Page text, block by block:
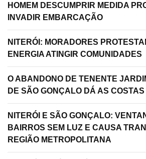
HOMEM DESCUMPRIR MEDIDA
INVADIR EMBARCAÇÃO
NITERÓI: MORADORES
ENERGIA ATINGIR COMUNIDADES
O ABANDONO DE TENENTE
DE SÃO GONÇALO DÁ AS
NITERÓI E SÃO GONÇALO:
BAIRROS SEM LUZ E CAUSA
REGIÃO METROPOLITANA